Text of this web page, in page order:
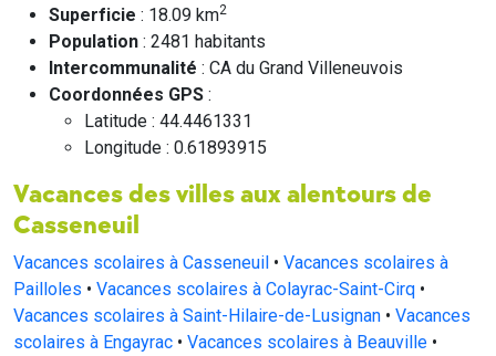
Superficie : 18.09 km2
Population : 2481 habitants
Intercommunalité : CA du Grand Villeneuvois
Coordonnées GPS :
Latitude : 44.4461331
Longitude : 0.61893915
Vacances des villes aux alentours de
Casseneuil
Vacances scolaires à Casseneuil • Vacances scolaires à
Pailloles • Vacances scolaires à Colayrac-Saint-Cirq •
Vacances scolaires à Saint-Hilaire-de-Lusignan • Vacances
scolaires à Engayrac • Vacances scolaires à Beauville •